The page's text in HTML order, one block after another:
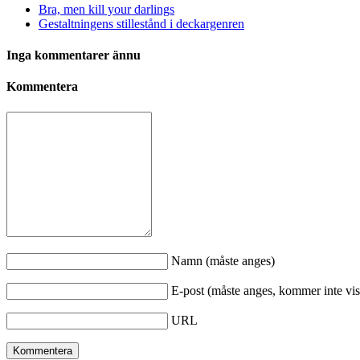
Bra, men kill your darlings
Gestaltningens stillestånd i deckargenren
Inga kommentarer ännu
Kommentera
Namn (måste anges)
E-post (måste anges, kommer inte
URL